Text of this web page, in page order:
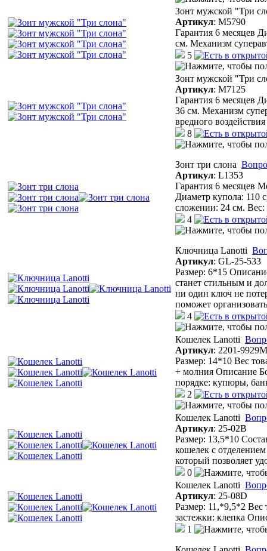
Зонт мужской "Три
Артикул: М5790
Гарантия 6 месяцев
см. Механизм
5
Зонт мужской "Три
Артикул: М7125
Гарантия 6 месяцев
36 см. Механизм
вредного
8
Зонт три слона
Артикул: L1353
Гарантия 6 месяцев
Диаметр купола: 110
сложении: 24 см. Вес:
4
Ключница Lanotti
Артикул: GL-25-533
Размер: 6*15
станет стильным и
ни один ключ не
поможет
4
Кошелек Lanotti
Артикул: 2201-9929М
Размер: 14*10 Вес
+ молния Описание
порядке: купюры,
2
Кошелек Lanotti
Артикул: 25-02В
Размер: 13,5*10
кошелек с
который позволяет
0
Кошелек Lanotti
Артикул: 25-08D
Размер: 11,*9,5*2 Вес
застежки: клепка
1